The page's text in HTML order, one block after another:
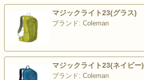
マジックライト23(グラス)
ブランド: Coleman
マジックライト23(ネイビー)
ブランド: Coleman